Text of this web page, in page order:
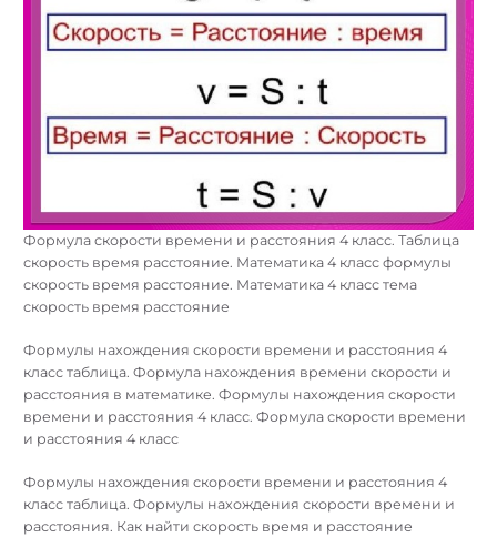
Формула скорости времени и расстояния 4 класс. Таблица
скорость время расстояние. Математика 4 класс формулы
скорость время расстояние. Математика 4 класс тема
скорость время расстояние
Формулы нахождения скорости времени и расстояния 4
класс таблица. Формула нахождения времени скорости и
расстояния в математике. Формулы нахождения скорости
времени и расстояния 4 класс. Формула скорости времени
и расстояния 4 класс
Формулы нахождения скорости времени и расстояния 4
класс таблица. Формулы нахождения скорости времени и
расстояния. Как найти скорость время и расстояние